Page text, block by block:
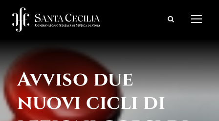
Avviso due
nuovi cicli di